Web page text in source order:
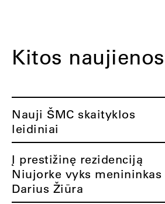
Kitos naujienos
Nauji ŠMC skaityklos
leidiniai
Į prestižinę rezidenciją
Niujorke vyks menininkas
Darius Žiūra